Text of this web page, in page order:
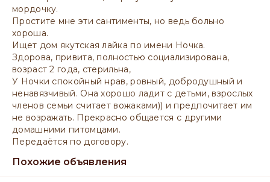
мордочку.
Простите мне эти сантименты, но ведь больно
хороша.
Ищет дом якутская лайка по имени Ночка.
Здорова, привита, полностью социализирована,
возраст 2 года, стерильна,
У Ночки спокойный нрав, ровный, добродушный и
ненавязчивый. Она хорошо ладит с детьми, взрослых
членов семьи считает вожаками)) и предпочитает им
не возражать. Прекрасно общается с другими
домашними питомцами.
Передаётся по договору.
Похожие объявления